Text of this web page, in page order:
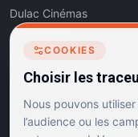
Dulac Cinémas
Cinéma5
Les Dits de l'Art
Contact
COOKIES
Choisir les
Nous pouvons
l’audience ou les